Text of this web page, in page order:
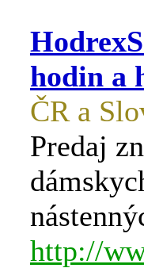
hodin a
ČR a
Predaj
http://